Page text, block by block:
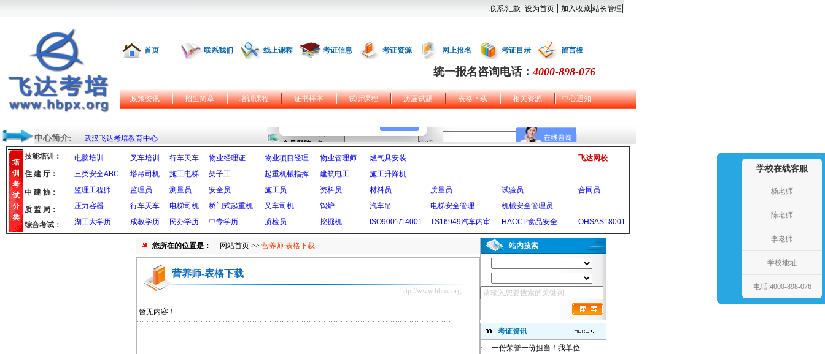
联系/汇款 |设为首页 | 加入收藏|站长管理|
首页 联系我们 线上课程 考证信息 考证资源 网上报名 考证目录 留言板
统一报名咨询电话：4000-898-076
政策资讯 招生简章 培训课程 证书样本 试听课程 历届试题 表格下载 相关资源 中心通知
中心简介: 武汉飞达考培教育中心
培
训
考
试
分
类
技能培训： 电脑培训 叉车培训 行车天车 物业经理证 物业项目经理 物业管理师 燃气具安装
飞达网校
三类安全ABC
塔吊司机 施工电梯 架子工 起重机械指挥 建筑电工
施工升降机
监理工程师
监理员 测量员 安全员 施工员 资料员 材料员 质量员 试验员
合同员
压力容器
行车天车 电梯司机 桥门式起重机 叉车司机 锅炉 汽车吊 电梯安全管理
机械安全管理员
湖工大学历
成教学历 民办学历 中专学历 质检员 挖掘机 ISO9001/14001 TS16949汽车内审 HACCP食品安全 OHSAS18001
住 建 厅：
中 建 协：
质 监 局：
综合考试：
您所在的位置是： 网站首页 >> 营养师 表格下载
营养师-表格下载
http://www.hbpx.org
暂无内容！
站内搜索
考证资讯
·
一份荣誉一份担当！我单位..
学校在线客服
杨老师
陈老师
李老师
学校地址
电话:4000-898-076